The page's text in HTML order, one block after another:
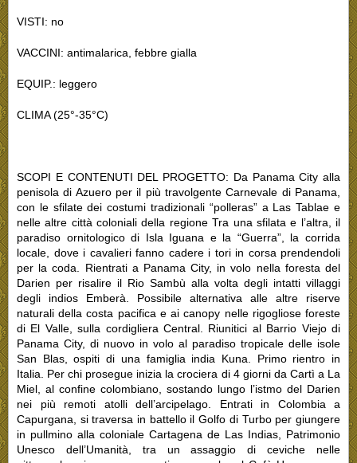
VISTI: no
VACCINI: antimalarica, febbre gialla
EQUIP.: leggero
CLIMA (25°-35°C)
SCOPI E CONTENUTI DEL PROGETTO: Da Panama City alla
penisola di Azuero per il più travolgente Carnevale di Panama,
con le sfilate dei costumi tradizionali “polleras” a Las Tablae e
nelle altre città coloniali della regione Tra una sfilata e l’altra, il
paradiso ornitologico di Isla Iguana e la “Guerra”, la corrida
locale, dove i cavalieri fanno cadere i tori in corsa prendendoli
per la coda. Rientrati a Panama City, in volo nella foresta del
Darien per risalire il Rio Sambù alla volta degli intatti villaggi
degli indios Emberà. Possibile alternativa alle altre riserve
naturali della costa pacifica e ai canopy nelle rigogliose foreste
di El Valle, sulla cordigliera Central. Riunitici al Barrio Viejo di
Panama City, di nuovo in volo al paradiso tropicale delle isole
San Blas, ospiti di una famiglia india Kuna. Primo rientro in
Italia. Per chi prosegue inizia la crociera di 4 giorni da Cartì a La
Miel, al confine colombiano, sostando lungo l’istmo del Darien
nei più remoti atolli dell’arcipelago. Entrati in Colombia a
Capurgana, si traversa in battello il Golfo di Turbo per giungere
in pullmino alla coloniale Cartagena de Las Indias, Patrimonio
Unesco dell’Umanità, tra un assaggio di ceviche nelle